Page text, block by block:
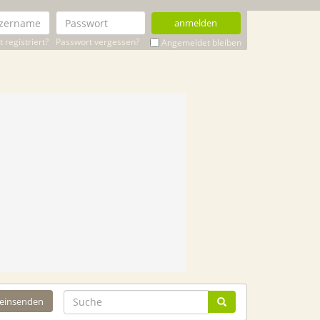
anmelden
registriert? Passwort vergessen? Angemeldet bleiben